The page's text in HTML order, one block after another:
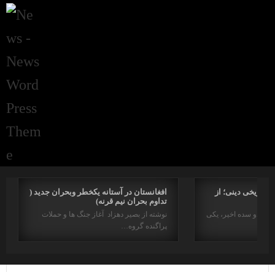
افغانستان در آستانه یکخطر وبحران جدید (
تداوم بحران نیم قرنه)
نوشته از بصیر دهزاد آغاز جنگ ها و حملات
پراگنده گروه…
دینی؛ از
در دو سده اخیر، یکی